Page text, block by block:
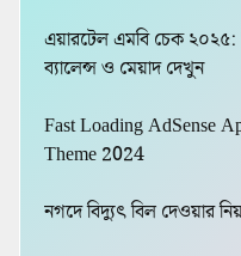
এয়ারটেল এমবি চেক
ব্যালেন্স ও মেয়াদ দেখুন
Fast Loading AdSense
Theme 2024
নগদে বিদ্যুৎ বিল দেওয়ার